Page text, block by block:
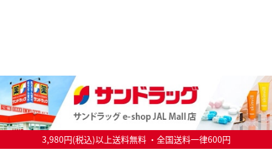
3,980円(税込)以上送料無料 ・全国送料一律600円